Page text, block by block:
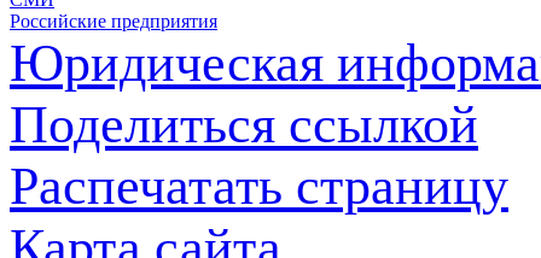
Российские предприятия
Юридическая
Поделиться ссылкой
Распечатать страницу